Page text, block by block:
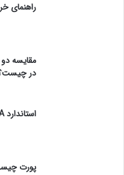
راهنمای
در
استاندارد TIA در شبکه را بشناسیم
پورت